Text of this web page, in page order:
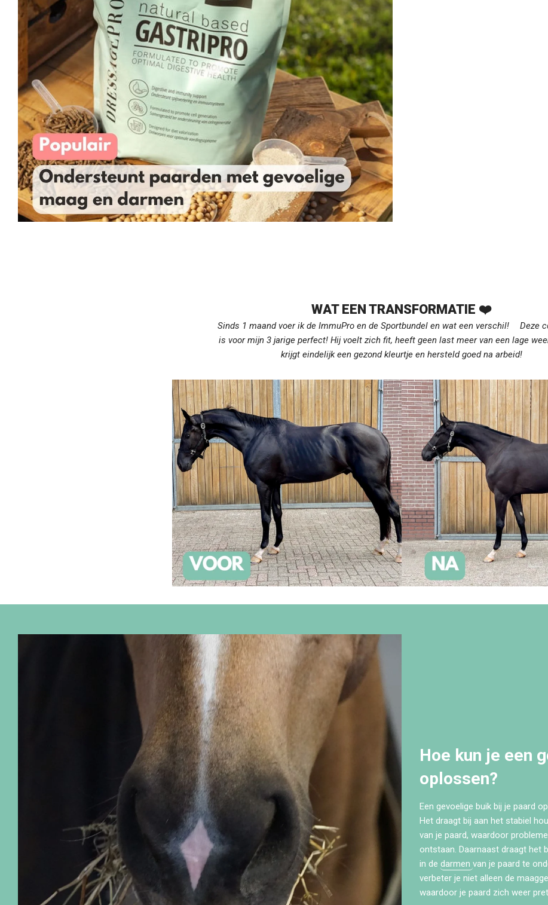
WAT EEN TRANSFORMATIE ❤️
Sinds 1 maand voer ik de ImmuPro en de Sportbundel en wat een verschil! Deze
is voor mijn 3 jarige perfect! Hij voelt zich fit, heeft geen last meer van een lage
krijgt eindelijk een gezond kleurtje en hersteld goed na arbeid!
Hoe kun je een
oplossen?
Een gevoelige buik bij je paard
Het draagt bij aan het stabiel
van je paard, waardoor
ontstaan. Daarnaast draagt het
in de darmen van je paard te
verbeter je niet alleen de
waardoor je paard zich weer